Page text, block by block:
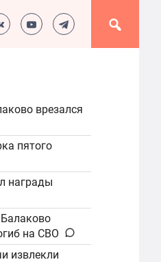
врезался
пятого
награды
на СВО
извлекли